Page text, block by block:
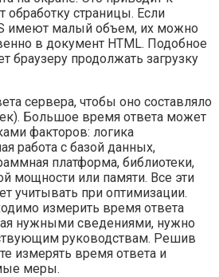
обработку страницы. Если
имеют малый объем, их можно
в документ HTML. Подобное
браузеру продолжать загрузку
сервера, чтобы оно составляло
Большое время ответа может
факторов: логика
работа с базой данных,
платформа, библиотеки,
мощности или памяти. Все эти
учитывать при оптимизации.
измерить время ответа
нужными сведениями, нужно
руководствам. Решив
измерять время ответа и
меры.